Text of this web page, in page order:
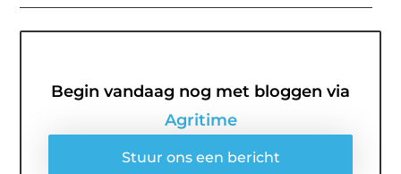
Begin vandaag nog met bloggen via
Agritime
Stuur ons een bericht